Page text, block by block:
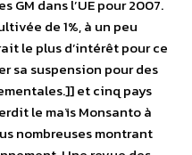
GM dans l’UE pour 2007.
de 1%, à un peu
le plus d’intérêt pour ce
sa suspension pour des
et cinq pays
le maïs Monsanto à
nombreuses montrant